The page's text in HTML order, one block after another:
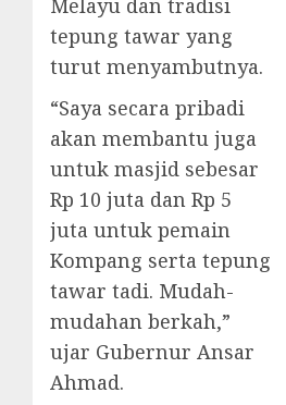
Melayu dan tradisi
tepung tawar yang
turut menyambutnya.
“Saya secara pribadi
akan membantu juga
untuk masjid sebesar
Rp 10 juta dan Rp 5
juta untuk pemain
Kompang serta tepung
tawar tadi. Mudah-
mudahan berkah,”
ujar Gubernur Ansar
Ahmad.